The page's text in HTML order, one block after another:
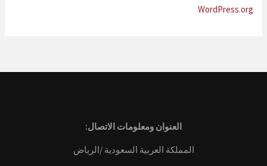
WordPress.org
العنوان ومعلومات الاتصال:
المملكة العربية السعودية /الرياض